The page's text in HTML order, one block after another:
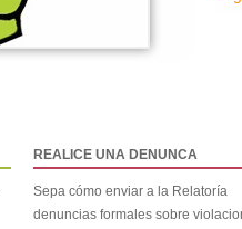
REALICE UNA DENUNCA
Sepa cómo enviar a la Relatoría
denuncias formales sobre